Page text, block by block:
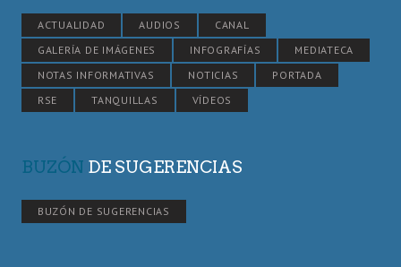
ACTUALIDAD AUDIOS
CANAL
GALERÍA DE IMÁGENES
INFOGRAFÍAS
MEDIATECA
NOTAS INFORMATIVAS
NOTICIAS
PORTADA
RSE
TANQUILLAS VÍDEOS
BUZÓN DE SUGERENCIAS
BUZÓN DE SUGERENCIAS